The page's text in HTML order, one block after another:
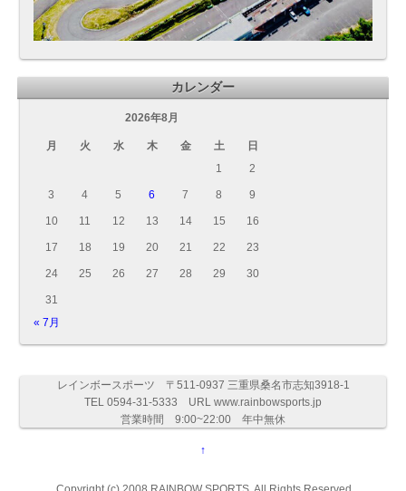
カレンダー
2026年8月
月 火 水 木 金 土
日
1
2
3 4 5 6 7 8 9
10 11 12 13 14 15 16
17 18 19 20 21 22 23
24 25 26 27 28 29 30
31
« 7月
レインボースポーツ 〒511-0937 三重県桑名市志知3918-1
TEL 0594-31-5333 URL www.rainbowsports.jp
営業時間 9:00~22:00 年中無休
↑
Copyright (c) 2008 RAINBOW SPORTS. All Rights Reserved.